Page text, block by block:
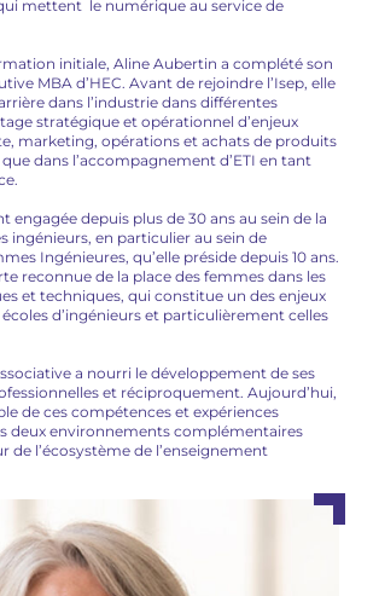
mettent le numérique au service de
initiale, Aline Aubertin a complété son
MBA d’HEC. Avant de rejoindre l’Isep, elle
dans l’industrie dans différentes
stratégique et opérationnel d’enjeux
marketing, opérations et achats de produits
dans l’accompagnement d’ETI en tant
engagée depuis plus de 30 ans au sein de la
ingénieurs, en particulier au sein de
Ingénieures, qu’elle préside depuis 10 ans.
reconnue de la place des femmes dans les
et techniques, qui constitue un des enjeux
d’ingénieurs et particulièrement celles
a nourri le développement de ses
et réciproquement. Aujourd’hui,
de ces compétences et expériences
deux environnements complémentaires
de l’écosystème de l’enseignement